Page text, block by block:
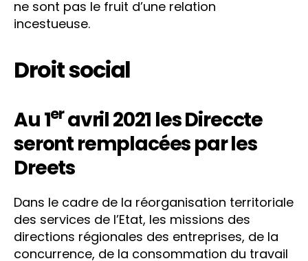
ne sont pas le fruit d’une relation
incestueuse.
Droit social
Au 1eravril 2021 les Direccte
seront remplacées par les
Dreets
Dans le cadre de la réorganisation territoriale
des services de l’Etat, les missions des
directions régionales des entreprises, de la
concurrence, de la consommation du travail